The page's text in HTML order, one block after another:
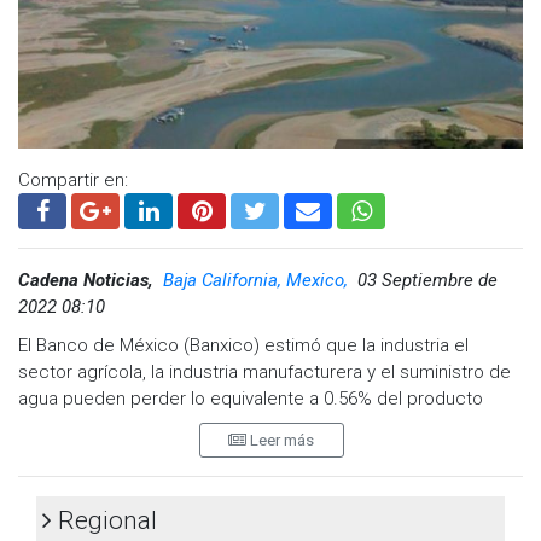
la ciudadanía", expresó el funcionario estatal.
Detalló que, con estos trabajos, se eliminó el aire en las
tuberías lo que tiene un impacto directo en la capacidad y
velocidad con que llega el líquido a la Zona Costa del Estado,
especialmente a los municipios de Tijuana, Playas de
Rosarito y Ensenada.
Compartir en:
Cadena Noticias, Baja California, Mexico, 03 Septiembre de
2022 08:10
El Banco de México (Banxico) estimó que la industria el
sector agrícola, la industria manufacturera y el suministro de
agua pueden perder lo equivalente a 0.56% del producto
interno bruto (PIB) —o 102 mil millones de pesos anuales—
por la sequía excepcional vivida en el norte y centro-norte de
la República Mexicana.
“Si todos los municipios del norte y centro-norte del país
Leer más
Regional